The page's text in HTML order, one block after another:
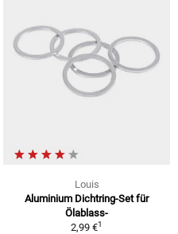
Louis
Aluminium Dichtring-Set für
Ölablass-
2,99 €1